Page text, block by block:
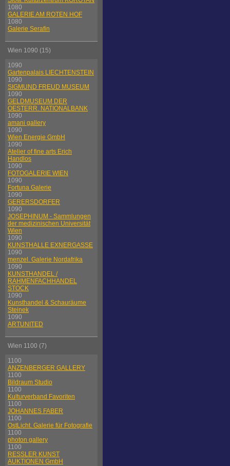
1080
GALERIE AM ROTEN HOF
1080
Galerie Serafin
Wien 1090 (15)
1090
Gartenpalais LIECHTENSTEIN
1090
SIGMUND FREUD MUSEUM
1090
GELDMUSEUM DER
OESTERR. NATIONALBANK
1090
amani gallery
1090
Wien Energie GmbH
1090
Atelier of fine arts Erich
Handlos
1090
FOTOGALERIE WIEN
1090
Fortuna Galerie
1090
GERERSDORFER
1090
JOSEPHINUM - Sammlungen
der medizinischen Universität
Wien
1090
KUNSTHALLE EXNERGASSE
1090
menzel. Galerie Nordafrika
1090
KUNSTHANDEL /
RAHMENFACHHANDEL
STOCK
1090
Kunsthandel & Schauräume
Steinek
1090
ARTUNITED
Wien 1100 (7)
1100
ANZENBERGER GALLERY
1100
Bildraum Studio
1100
Kulturverband Favoriten
1100
JOHANNES FABER
1100
OstLicht. Galerie für Fotografie
1100
photon gallery
1100
RESSLER KUNST
AUKTIONEN GmbH